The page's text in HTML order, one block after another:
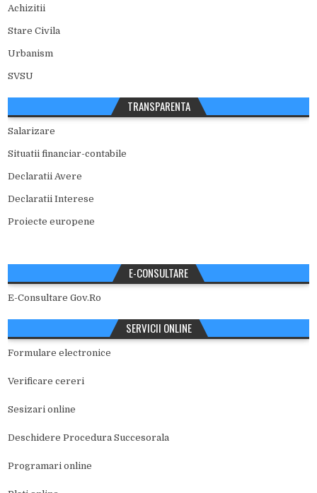
Achizitii
Stare Civila
Urbanism
SVSU
TRANSPARENTA
Salarizare
Situatii financiar-contabile
Declaratii Avere
Declaratii Interese
Proiecte europene
E-CONSULTARE
E-Consultare Gov.Ro
SERVICII ONLINE
Formulare electronice
Verificare cereri
Sesizari online
Deschidere Procedura Succesorala
Programari online